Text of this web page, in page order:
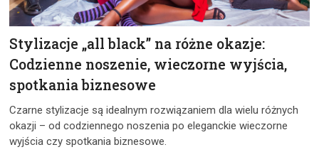
Stylizacje „all black” na różne okazje:
Codzienne noszenie, wieczorne wyjścia,
spotkania biznesowe
Czarne stylizacje są idealnym rozwiązaniem dla wielu różnych
okazji – od codziennego noszenia po eleganckie wieczorne
wyjścia czy spotkania biznesowe.